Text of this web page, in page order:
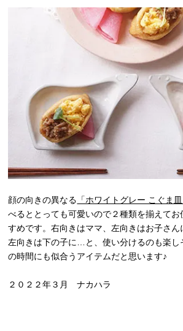
顔の向きの異なる 「ホワイトグレー こぐま皿
べるととっても可愛いので２種類を揃えて
すめです。右向きはママ、左向きはお子さん
左向きは下の子に…と、使い分けるのも楽し
の時間にも似合うアイテムだと思います♪
２０２２年３月 ナカハラ